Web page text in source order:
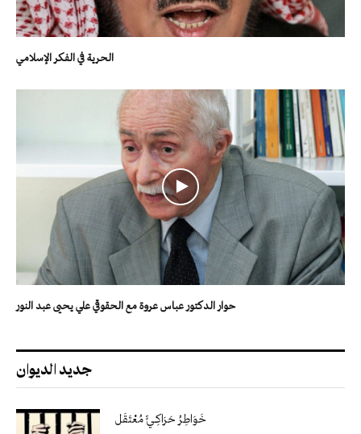
الحرية في الفكر الإسلامي
حوار الدكتور عباس عروة مع الحقوقي علي يحيى عبد النور
جديد الديوان
خَوَاطِرُ حَرَاكِـيٍّ مُعْتَقَل